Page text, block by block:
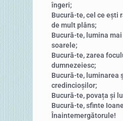
îngeri;
Bucură-te, cel ce ești
de mult plâns;
Bucură-te, lumina
soarele;
Bucură-te, zarea
dumnezeiesc;
Bucură-te, luminarea
credincioșilor;
Bucură-te, povața și
Bucură-te, sfinte
Înaintemergătorule!